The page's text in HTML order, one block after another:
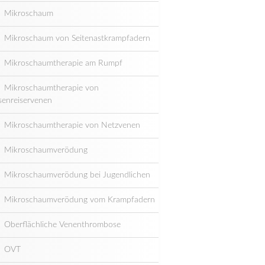
Mikroschaum
Mikroschaum von Seitenastkrampfadern
Mikroschaumtherapie am Rumpf
Mikroschaumtherapie von
Mikroschaumtherapie von Netzvenen
Mikroschaumverödung
Mikroschaumverödung bei Jugendlichen
Mikroschaumverödung vom Krampfadern
Oberflächliche Venenthrombose
OVT